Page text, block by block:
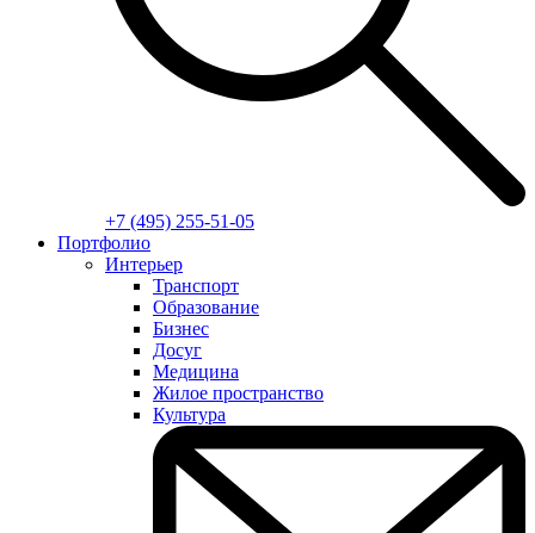
+7 (495) 255-51-05
Портфолио
Интерьер
Транспорт
Образование
Бизнес
Досуг
Медицина
Жилое пространство
Культура